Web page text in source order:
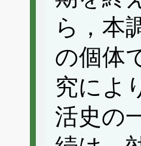
ら，本
の個体
究によ
活史の